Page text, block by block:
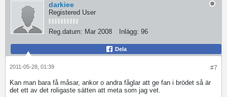
darkiee
Registered User
Reg.datum: Mar 2008 Inlägg: 96
Dela
#7
2011-05-28, 01:39
Kan man bara få måsar, ankor o andra fåglar att ge fan i brödet så är
det ett av det roligaste sätten att meta som jag vet.